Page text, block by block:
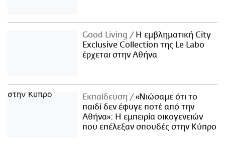
Good Living
Η εμβληματική City
Exclusive Collection της Le Labo
έρχεται στην Αθήνα
Εκπαίδευση
«Νιώσαμε ότι το
παιδί δεν έφυγε ποτέ από την
Αθήνα»: Η εμπειρία οικογενειών
που επέλεξαν σπουδές στην Κύπρο